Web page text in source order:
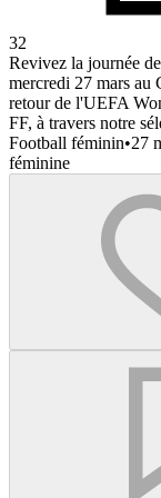
32
Revivez la journée
mercredi 27 mars au
retour de l'UEFA
FF, à travers notre
Football féminin•27
féminine